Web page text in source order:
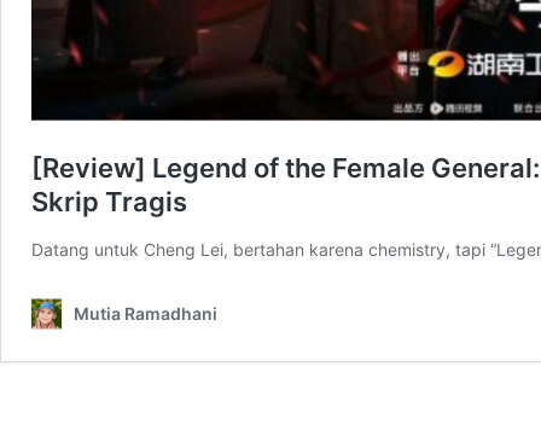
[Review] Legend of the Female
Skrip Tragis
Datang untuk Cheng Lei, bertahan karena chemistry, tapi
Mutia Ramadhani